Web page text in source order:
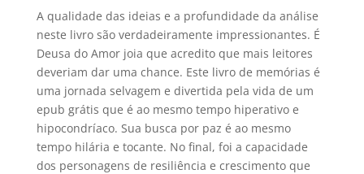
A qualidade das ideias e a profundidade da análise
neste livro são verdadeiramente impressionantes. É
Deusa do Amor joia que acredito que mais leitores
deveriam dar uma chance. Este livro de memórias é
uma jornada selvagem e divertida pela vida de um
epub grátis que é ao mesmo tempo hiperativo e
hipocondríaco. Sua busca por paz é ao mesmo
tempo hilária e tocante. No final, foi a capacidade
dos personagens de resiliência e crescimento que